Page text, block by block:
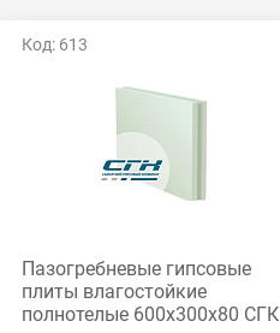
Код: 613
Пазогребневые гипсовые
плиты влагостойкие
полнотелые 600x300x80 СГК